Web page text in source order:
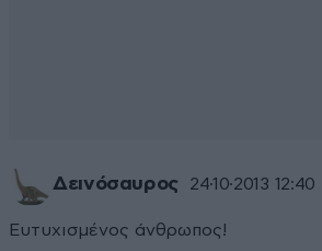
Δεινόσαυρος 24·10·2013 12:40
Ευτυχισμένος άνθρωπος!